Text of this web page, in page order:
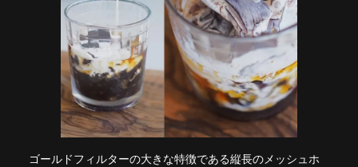
ゴールドフィルターの大きな特徴である縦長のメッシュホ